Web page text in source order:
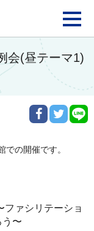
定非営利活動
会(昼テーマ1)
の開催です。
ファシリテーショ
う〜